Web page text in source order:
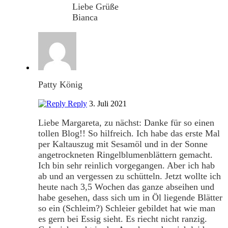
Liebe Grüße
Bianca
Patty König
Reply 3. Juli 2021
Liebe Margareta, zu nächst: Danke für so einen
tollen Blog!! So hilfreich. Ich habe das erste Mal
per Kaltauszug mit Sesamöl und in der Sonne
angetrockneten Ringelblumenblättern gemacht.
Ich bin sehr reinlich vorgegangen. Aber ich hab
ab und an vergessen zu schütteln. Jetzt wollte ich
heute nach 3,5 Wochen das ganze abseihen und
habe gesehen, dass sich um in Öl liegende Blätter
so ein (Schleim?) Schleier gebildet hat wie man
es gern bei Essig sieht. Es riecht nicht ranzig.